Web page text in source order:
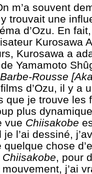
m’a souvent
trouvait une
d’Ozu. En
Kurosawa
Kurosawa a
Yamamoto
Barbe-Rousse
d’Ozu, il y a
que je trouve les
plus
vue Chiisakobe
l’ai dessiné,
chose
Chiisakobe, pour
j’ai